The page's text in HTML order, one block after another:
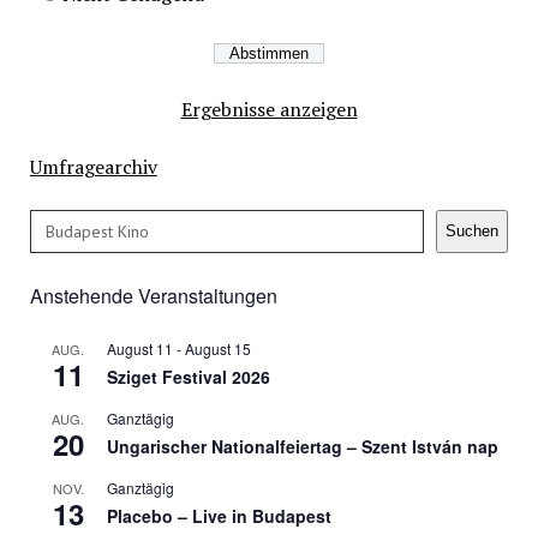
Ergebnisse anzeigen
Umfragearchiv
Suchen Suchen
Anstehende Veranstaltungen
AUG.
11
August 11 -August 15
Sziget Festival 2026
AUG.
20
Ganztägig
Ungarischer Nationalfeiertag – Szent István nap
NOV.
13
Ganztägig
Placebo – Live in Budapest